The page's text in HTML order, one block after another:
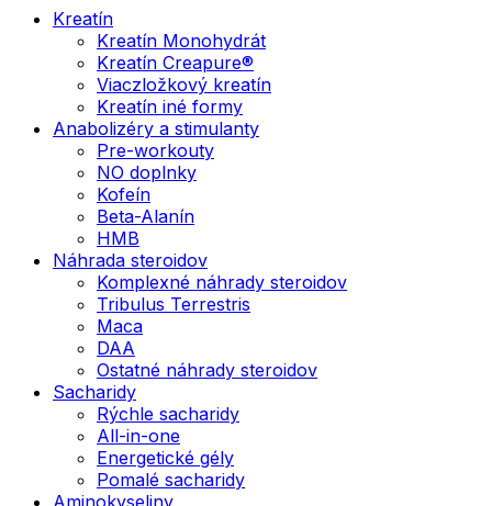
Kreatín
Kreatín Monohydrát
Kreatín Creapure®
Viaczložkový kreatín
Kreatín iné formy
Anabolizéry a stimulanty
Pre-workouty
NO doplnky
Kofeín
Beta-Alanín
HMB
Náhrada steroidov
Komplexné náhrady steroidov
Tribulus Terrestris
Maca
DAA
Ostatné náhrady steroidov
Sacharidy
Rýchle sacharidy
All-in-one
Energetické gély
Pomalé sacharidy
Aminokyseliny